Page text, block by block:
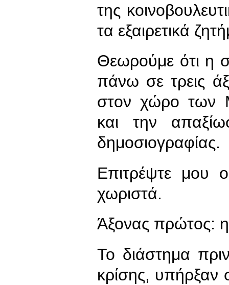
της
τα εξαιρετικά
Θεωρούμε ότι η
πάνω σε τρεις
στον χώρο των
και την
δημοσιογραφίας.
Επιτρέψτε μου
χωριστά.
Άξονας πρώτος:
Το διάστημα
κρίσης,